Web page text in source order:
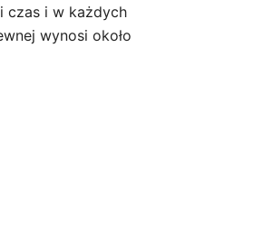
czas i w każdych
wynosi około